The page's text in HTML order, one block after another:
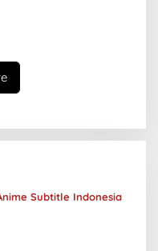
Subtitle Indonesia